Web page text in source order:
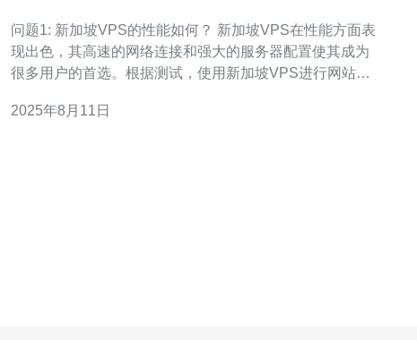
问题1: 新加坡VPS的性能如何？ 新加坡VPS在性能方面表
现出色，其高速的网络连接和强大的服务器配置使其成为
很多用户的首选。根据测试，使用新加坡VPS进行网站访
要快速响应的在线应用和电子商务网站。此外，新加坡
2025年8月11日